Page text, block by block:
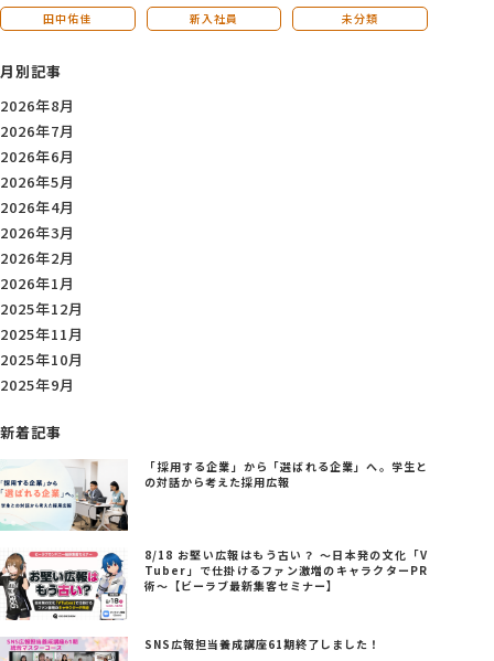
田中佑佳 新入社員 未分類
月別記事
2026年8月
2026年7月
2026年6月
2026年5月
2026年4月
2026年3月
2026年2月
2026年1月
2025年12月
2025年11月
2025年10月
2025年9月
新着記事
「採用する企業」から「選ばれる企業」へ。学生と
の対話から考えた採用広報
8/18 お堅い広報はもう古い？ ～日本発の文化「V
Tuber」で仕掛けるファン激増のキャラクターPR
術～【ビーラブ最新集客セミナー】
SNS広報担当養成講座61期終了しました！